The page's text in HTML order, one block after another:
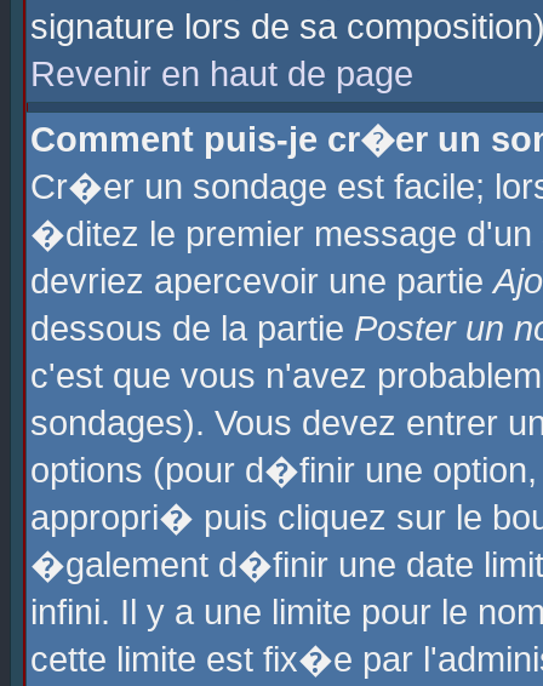
signature lors de sa
Revenir en haut de page
Comment puis-je cr�er un
Cr�er un sondage est facile;
�ditez le premier message
devriez apercevoir une partie
dessous de la partie Poster un
c'est que vous n'avez
sondages). Vous devez entrer
options (pour d�finir une
appropri� puis cliquez sur le
�galement d�finir une date
infini. Il y a une limite pour le
cette limite est fix�e par